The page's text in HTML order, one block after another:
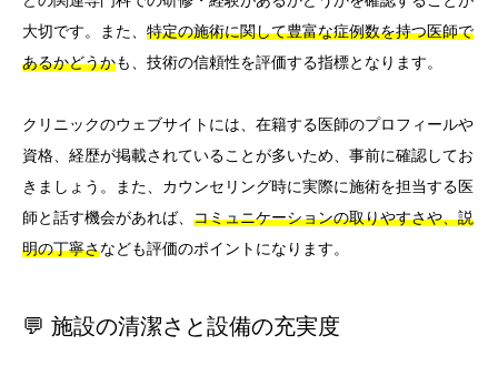
大切です。また、 特定の施術に関して豊富な症例数を持つ医師で
あるかどうかも、技術の信頼性を評価する指標となります。
クリニックのウェブサイトには、在籍する医師のプロフィールや
資格、経歴が掲載されていることが多いため、事前に確認してお
きましょう。また、カウンセリング時に実際に施術を担当する医
師と話す機会があれば、 コミュニケーションの取りやすさや、説
明の丁寧さなども評価のポイントになります。
💬 施設の清潔さと設備の充実度